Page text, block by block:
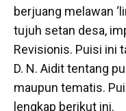
berjuang melawan
tujuh setan desa,
Revisionis. Puisi ini
D. N. Aidit tentang
maupun tematis.
lengkap berikut ini.